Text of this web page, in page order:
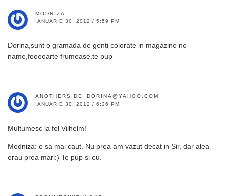
MODNIZA
IANUARIE 30, 2012 / 5:59 PM
Dorina,sunt o gramada de genti colorate in magazine no
name,fooooarte frumoase.te pup
ANOTHERSIDE_DORINA@YAHOO.COM
IANUARIE 30, 2012 / 6:26 PM
Multumesc la fel Vilhelm!
Modniza: o sa mai caut. Nu prea am vazut decat in Sir, dar alea
erau prea mari:) Te pup si eu.